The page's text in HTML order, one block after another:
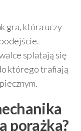
gra, która uczy
splatają się
którego trafiają
porażka?